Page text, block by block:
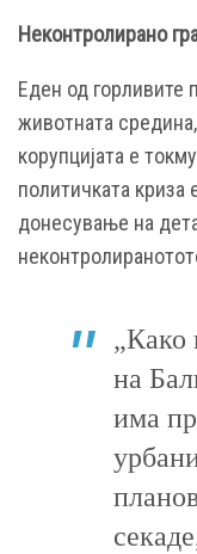
Неконтролирано
Еден од горливите
животната
корупцијата е
политичката криза
донесување на
„Како
на
има